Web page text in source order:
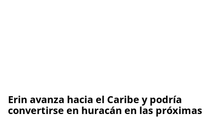
Erin avanza hacia el Caribe y podría
convertirse en huracán en las próximas